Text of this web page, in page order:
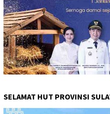
SELAMAT HUT PROVINSI